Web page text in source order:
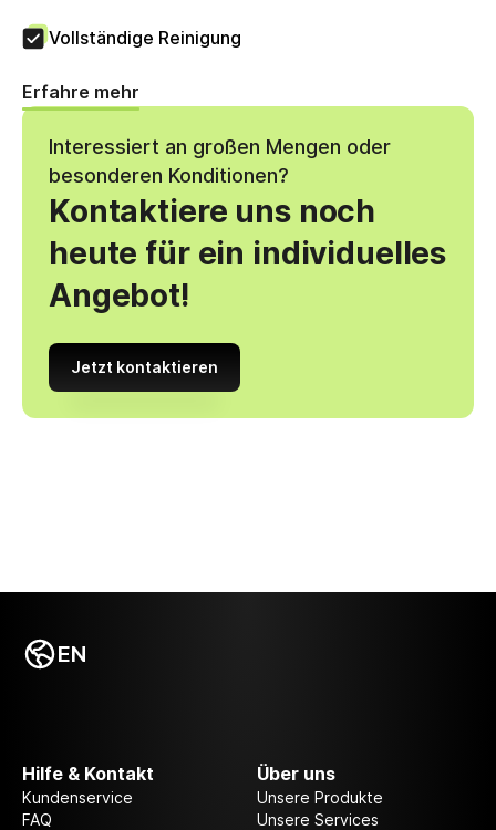
Vollständige Reinigung
Erfahre mehr
Interessiert an großen Mengen oder
besonderen Konditionen?
Kontaktiere uns noch
heute für ein individuelles
Angebot!
Jetzt kontaktieren
EN
Hilfe & Kontakt
Kundenservice
FAQ
Über uns
Unsere Produkte
Unsere Services